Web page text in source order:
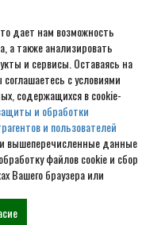
дает нам возможность
а также анализировать
и сервисы. Оставаясь на
с условиями
содержащихся в cookie-
и обработки
и пользователей
вышеперечисленные данные
файлов cookie и сбор
Вашего браузера или
ключ в